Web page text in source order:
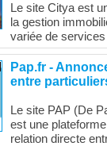
Le site Citya est
la gestion
variée de
Pap.fr -
entre
Le site PAP (De
est une
relation directe